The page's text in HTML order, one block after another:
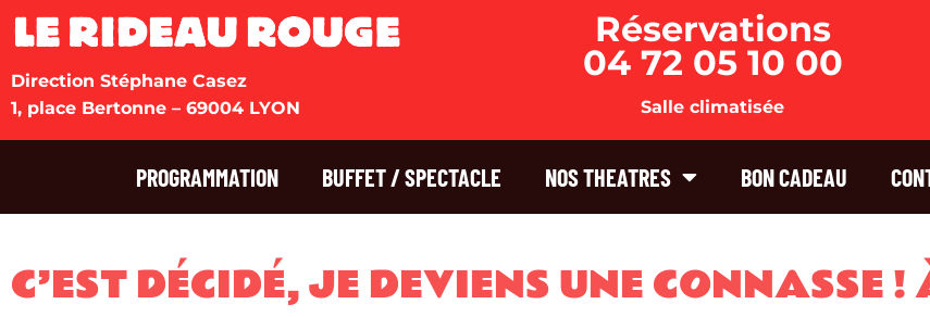
Direction Stéphane Casez
1, place Bertonne – 69004 LYON
Réservations
04 72 05 10 00
Salle climatisée
PROGRAMMATION BUFFET / SPECTACLE NOS THEATRES BON CADEAU
C’EST DÉCIDÉ, JE DEVIENS UNE CONNASSE